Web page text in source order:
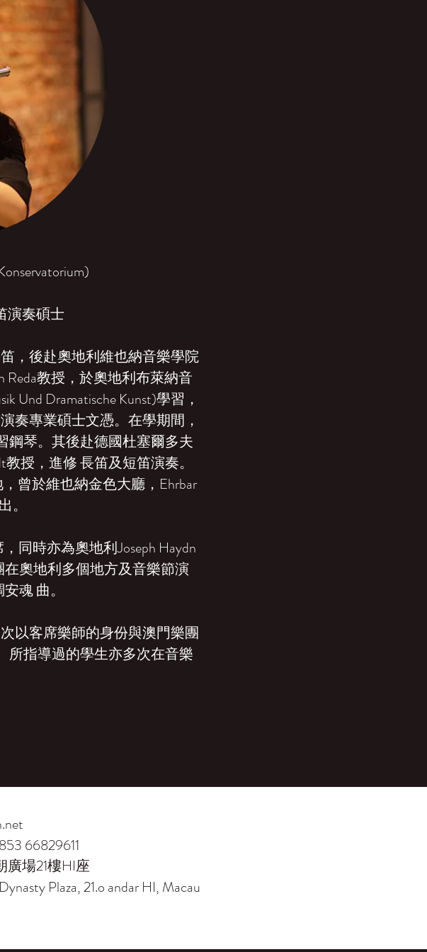
演奏碩士
，後赴奧地利維也納音樂學院
Reda教授，於奧地利布萊納音
Und Dramatische Kunst)學習，
奏專業碩士文憑。在學期間，
鋼琴。其後赴德國杜塞爾多夫
授，進修 長笛及短笛演奏。
曾於維也納金色大廳，Ehrbar
。
同時亦為奧地利Joseph Haydn
在奧地利多個地方及音樂節演
魂 曲。
以客席樂師的身份與澳門樂團
所指導過的學生亦多次在音樂
66829611
廣場21樓HI座
Plaza, 21.o andar HI, Macau